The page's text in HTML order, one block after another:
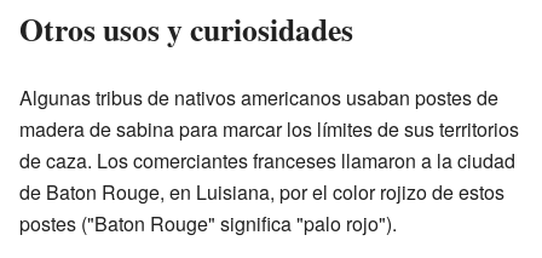
Otros usos y curiosidades
Algunas tribus de nativos americanos usaban postes de
madera de sabina para marcar los límites de sus territorios
de caza. Los comerciantes franceses llamaron a la ciudad
de Baton Rouge, en Luisiana, por el color rojizo de estos
postes ("Baton Rouge" significa "palo rojo").